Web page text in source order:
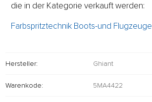
die in der Kategorie verkauft werden:
Farbspritztechnik Boots-und Flugzeuge
Hersteller: Ghiant
Warenkode: 5MA4422